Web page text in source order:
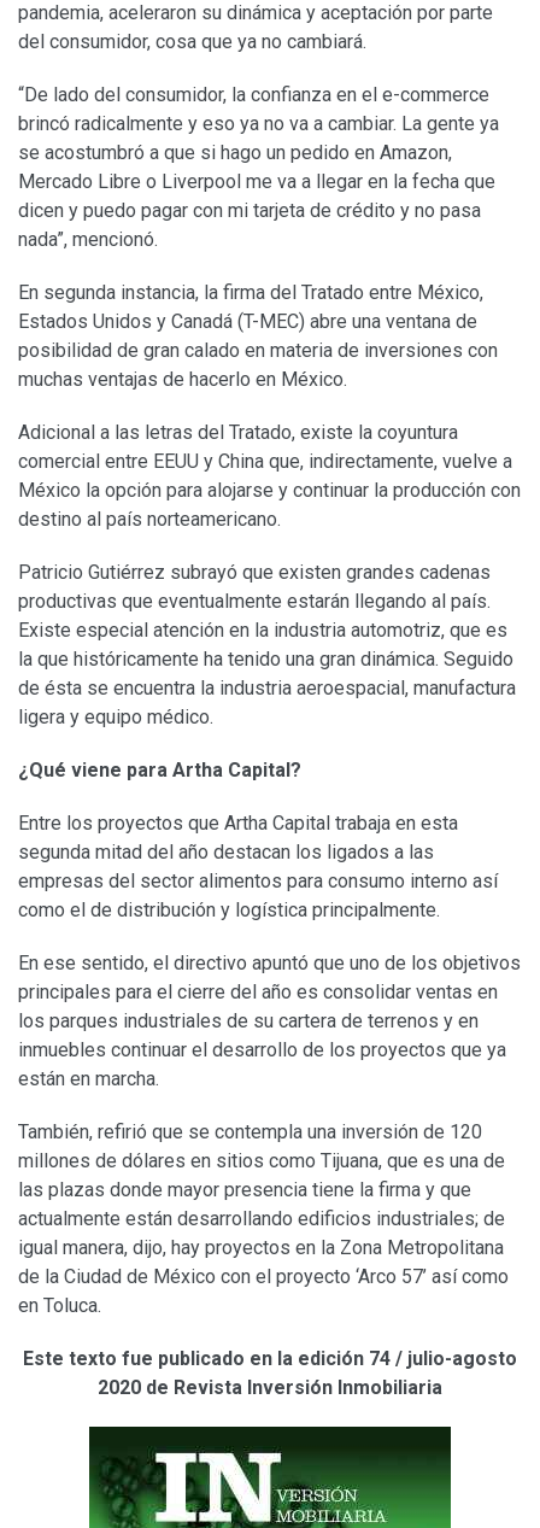
pandemia, aceleraron su dinámica y aceptación por parte
del consumidor, cosa que ya no cambiará.
“De lado del consumidor, la confianza en el e-commerce
brincó radicalmente y eso ya no va a cambiar. La gente ya
se acostumbró a que si hago un pedido en Amazon,
Mercado Libre o Liverpool me va a llegar en la fecha que
dicen y puedo pagar con mi tarjeta de crédito y no pasa
nada”, mencionó.
En segunda instancia, la firma del Tratado entre México,
Estados Unidos y Canadá (T-MEC) abre una ventana de
posibilidad de gran calado en materia de inversiones con
muchas ventajas de hacerlo en México.
Adicional a las letras del Tratado, existe la coyuntura
comercial entre EEUU y China que, indirectamente, vuelve a
México la opción para alojarse y continuar la producción con
destino al país norteamericano.
Patricio Gutiérrez subrayó que existen grandes cadenas
productivas que eventualmente estarán llegando al país.
Existe especial atención en la industria automotriz, que es
la que históricamente ha tenido una gran dinámica. Seguido
de ésta se encuentra la industria aeroespacial, manufactura
ligera y equipo médico.
¿Qué viene para Artha Capital?
Entre los proyectos que Artha Capital trabaja en esta
segunda mitad del año destacan los ligados a las
empresas del sector alimentos para consumo interno así
como el de distribución y logística principalmente.
En ese sentido, el directivo apuntó que uno de los objetivos
principales para el cierre del año es consolidar ventas en
los parques industriales de su cartera de terrenos y en
inmuebles continuar el desarrollo de los proyectos que ya
están en marcha.
También, refirió que se contempla una inversión de 120
millones de dólares en sitios como Tijuana, que es una de
las plazas donde mayor presencia tiene la firma y que
actualmente están desarrollando edificios industriales; de
igual manera, dijo, hay proyectos en la Zona Metropolitana
de la Ciudad de México con el proyecto ‘Arco 57’ así como
en Toluca.
Este texto fue publicado en la edición 74 / julio-agosto
2020 de Revista Inversión Inmobiliaria